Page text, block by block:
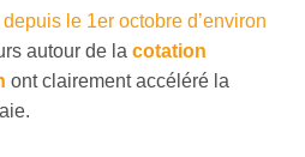
depuis le 1er octobre d’environ
autour de la cotation
ont clairement accéléré la